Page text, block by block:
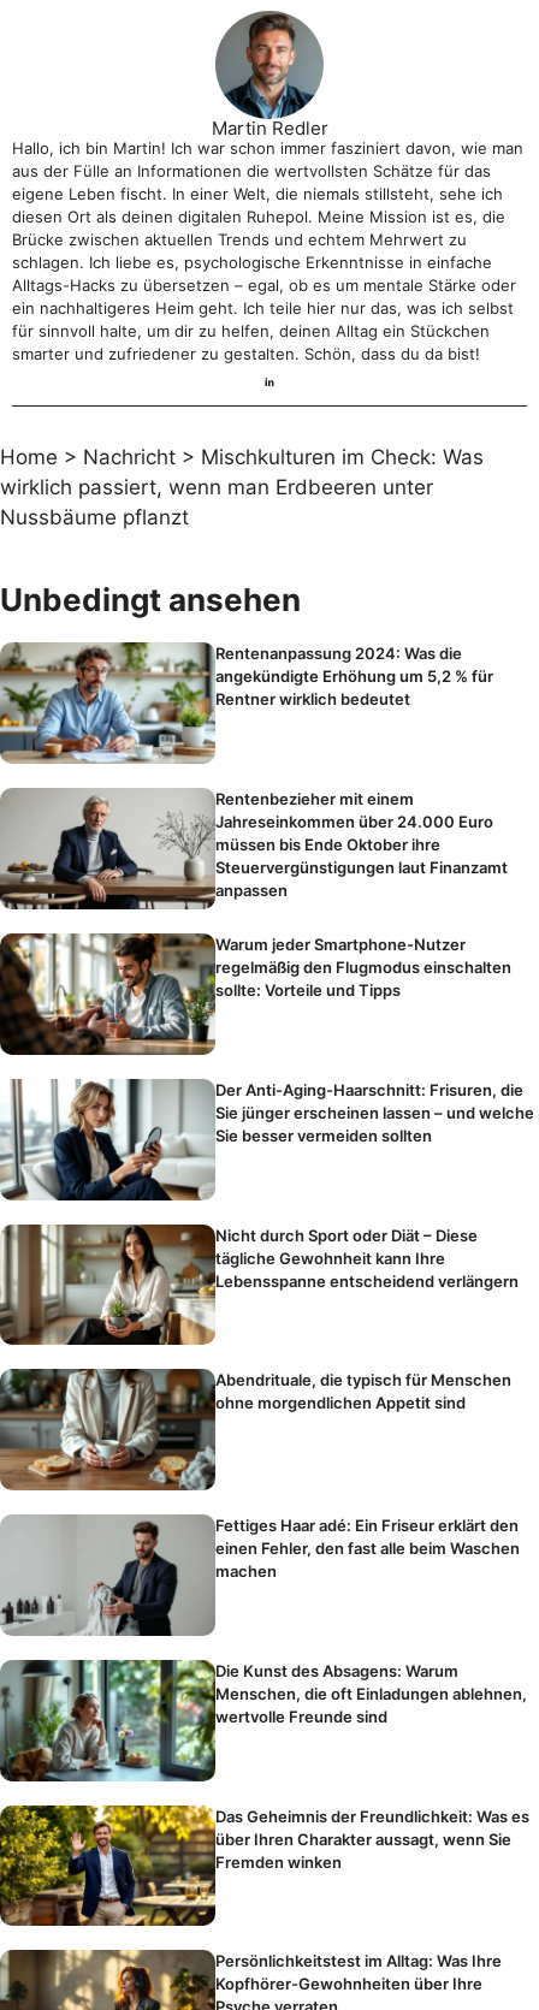
Martin Redler
Hallo, ich bin Martin! Ich war schon immer fasziniert davon, wie man
aus der Fülle an Informationen die wertvollsten Schätze für das
eigene Leben fischt. In einer Welt, die niemals stillsteht, sehe ich
diesen Ort als deinen digitalen Ruhepol. Meine Mission ist es, die
Brücke zwischen aktuellen Trends und echtem Mehrwert zu
schlagen. Ich liebe es, psychologische Erkenntnisse in einfache
Alltags-Hacks zu übersetzen – egal, ob es um mentale Stärke oder
ein nachhaltigeres Heim geht. Ich teile hier nur das, was ich selbst
für sinnvoll halte, um dir zu helfen, deinen Alltag ein Stückchen
smarter und zufriedener zu gestalten. Schön, dass du da bist!
Home > Nachricht > Mischkulturen im Check: Was
wirklich passiert, wenn man Erdbeeren unter
Nussbäume pflanzt
Unbedingt ansehen
Rentenanpassung 2024: Was die
angekündigte Erhöhung um 5,2 % für
Rentner wirklich bedeutet
Rentenbezieher mit einem
Jahreseinkommen über 24.000 Euro
müssen bis Ende Oktober ihre
Steuervergünstigungen laut Finanzamt
anpassen
Warum jeder Smartphone-Nutzer
regelmäßig den Flugmodus einschalten
sollte: Vorteile und Tipps
Der Anti-Aging-Haarschnitt: Frisuren, die
Sie jünger erscheinen lassen – und welche
Sie besser vermeiden sollten
Nicht durch Sport oder Diät – Diese
tägliche Gewohnheit kann Ihre
Lebensspanne entscheidend verlängern
Abendrituale, die typisch für Menschen
ohne morgendlichen Appetit sind
Fettiges Haar adé: Ein Friseur erklärt den
einen Fehler, den fast alle beim Waschen
machen
Die Kunst des Absagens: Warum
Menschen, die oft Einladungen ablehnen,
wertvolle Freunde sind
Das Geheimnis der Freundlichkeit: Was es
über Ihren Charakter aussagt, wenn Sie
Fremden winken
Persönlichkeitstest im Alltag: Was Ihre
Kopfhörer-Gewohnheiten über Ihre